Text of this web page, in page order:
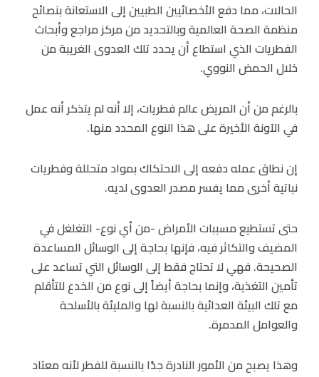
الحالات، مما دفع الأخصائيين الطبيين إلى الاستعانة بنصائح
منظمة الصحة العالمية وبالتحديد من مركز مراجع وأبحاث
الفطريات الذي استطاع أن يحدد تلك العدوى الغريبة من
خلال الحمض النووي.
بالرغم من أن المريض عالم فطريات، إلا أنه لم يتذكر أنه عمل
في الآونة الأخيرة على هذا النوع المحدد منها.
إن نطاق عمله دفعه إلى الاحتكاك بمواد متحللة وفطريات
نباتية أخرى مما يفسر مصدر العدوى لديه.
حتى تستطيع مسببات الأمراض -من أي نوع- التغلغل في
المضيف والتكاثر فيه، فإنها بحاجة إلى الوسائل المساعدة
الصحيحة. فهي لا تحتاج فقط إلى الوسائل التي تساعد على
تأمين التغذية، وإنما بحاجة أيضاً إلى نوع من الخدع للتأقلم
مع تلك البيئة العدائية بالنسبة لها والمليئة بالأسلحة
والعوامل المدمرة.
وهذا يصبح من الأمور النادرة جدًا بالنسبة للفطر لأنه معتاد